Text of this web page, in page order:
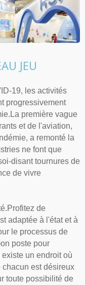
JEU
19, les activités
progressivement
première vague
et de l'aviation,
a remonté la
ne font que
disant tournures de
de vivre
de
adaptée à l'état et à
le processus de
poste pour
un endroit où
chacun est désireux
toute possibilité de